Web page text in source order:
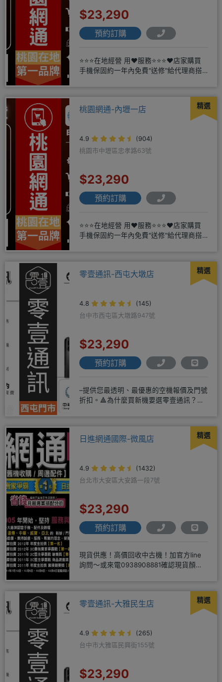
$23,290
預約訂購
⭐⭐⭐在地經營 用❤️服務⭐⭐⭐❤️店家購買
手機保固約一年內免費"送修"給代理商搭
精選
桃園網通-內壢一店
4.9
(904)
桃園市中壢區忠孝路63號
$23,290
預約訂購
⭐⭐⭐在地經營 用❤️服務⭐⭐⭐❤️店家購買
手機保固約一年內免費"送修"給代理商搭
精選
零壹通訊-西屯大墩店
4.8
(145)
台中市西屯區大墩路947號
$23,290
預約訂購
–提供您最透明、最優惠的空機報價及門號
折扣。🔺為什麼買新機要選零壹通訊？
精選
日進網通國際-微風店
4.9
(1432)
台北市大安區大安路一段7號
$23,290
預約訂購
現貨供應！高價回收中古機！加官方line
詢問～或來電0938908881確認現貨顏色
精選
零壹通訊-大雅民生店
4.9
(265)
台中市大雅區民興街155號
$23,290